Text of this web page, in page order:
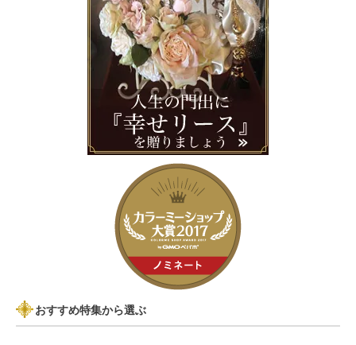
おすすめ特集から選ぶ